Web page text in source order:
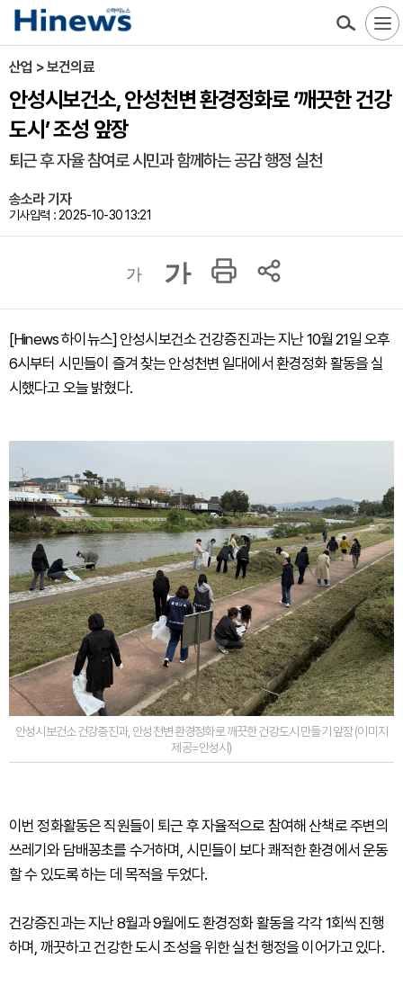
산업 > 보건의료
안성시보건소, 안성천변 환경정화로 ‘깨끗한 건강
도시’ 조성 앞장
퇴근 후 자율 참여로 시민과 함께하는 공감 행정 실천
송소라 기자
기사입력 : 2025-10-30 13:21
가 가
[Hinews 하이뉴스] 안성시보건소 건강증진과는 지난 10월 21일 오후
6시부터 시민들이 즐겨 찾는 안성천변 일대에서 환경정화 활동을 실
시했다고 오늘 밝혔다.
안성시보건소 건강증진과, 안성천변 환경정화로 깨끗한 건강도시 만들기 앞장 (이미지
제공=안성시)
이번 정화활동은 직원들이 퇴근 후 자율적으로 참여해 산책로 주변의
쓰레기와 담배꽁초를 수거하며, 시민들이 보다 쾌적한 환경에서 운동
할 수 있도록 하는 데 목적을 두었다.
건강증진과는 지난 8월과 9월에도 환경정화 활동을 각각 1회씩 진행
하며, 깨끗하고 건강한 도시 조성을 위한 실천 행정을 이어가고 있다.